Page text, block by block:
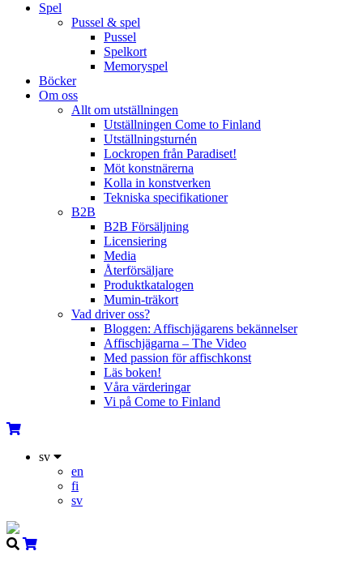
Spel
Pussel & spel
Pussel
Spelkort
Memoryspel
Böcker
Om oss
Allt om utställningen
Utställningen Come to Finland
Utställningsturnén
Lockropen från Paradiset!
Möt konstnärerna
Kolla in konstverken
Tekniska specifikationer
B2B
B2B Försäljning
Licensiering
Media
Återförsäljare
Produktkatalogen
Mumin-träkort
Vad driver oss?
Bloggen: Affischjägarens bekännelser
Affischjägarna – The Video
Med passion för affischkonst
Läs boken!
Våra värderingar
Vi på Come to Finland
sv
en
fi
sv